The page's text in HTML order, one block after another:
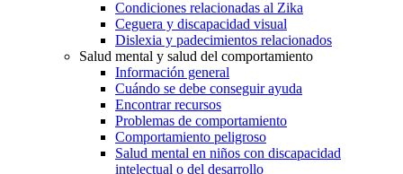
Condiciones relacionadas al Zika
Ceguera y discapacidad visual
Dislexia y padecimientos relacionados
Salud mental y salud del comportamiento
Información general
Cuándo se debe conseguir ayuda
Encontrar recursos
Problemas de comportamiento
Comportamiento peligroso
Salud mental en niños con discapacidad
intelectual o del desarrollo